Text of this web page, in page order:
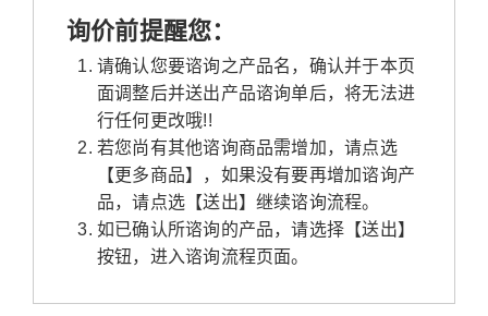
询价前提醒您：
请确认您要谘询之产品名，确认并于本页
面调整后并送出产品谘询单后，将无法进
行任何更改哦!!
若您尚有其他谘询商品需增加，请点选
【更多商品】，如果没有要再增加谘询产
品，请点选【送出】继续谘询流程。
如已确认所谘询的产品，请选择【送出】
按钮，进入谘询流程页面。